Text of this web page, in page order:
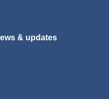
& updates